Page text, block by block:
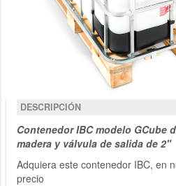
DESCRIPCIÓN
Contenedor IBC modelo GCube
madera y válvula de salida de 2"
Adquiera este contenedor IBC, en
precio